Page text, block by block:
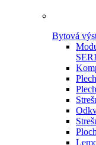
Bytová